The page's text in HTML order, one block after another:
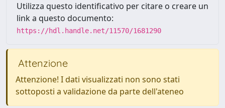
Utilizza questo identificativo per citare o creare un
link a questo documento:
https://hdl.handle.net/11570/1681290
Attenzione
Attenzione! I dati visualizzati non sono stati
sottoposti a validazione da parte dell'ateneo